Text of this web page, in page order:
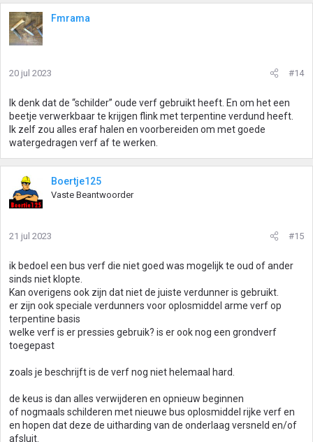
Fmrama
20 jul 2023 #14
Ik denk dat de “schilder” oude verf gebruikt heeft. En om het een
beetje verwerkbaar te krijgen flink met terpentine verdund heeft.
Ik zelf zou alles eraf halen en voorbereiden om met goede
watergedragen verf af te werken.
Boertje125
Vaste Beantwoorder
21 jul 2023 #15
ik bedoel een bus verf die niet goed was mogelijk te oud of ander
sinds niet klopte.
Kan overigens ook zijn dat niet de juiste verdunner is gebruikt.
er zijn ook speciale verdunners voor oplosmiddel arme verf op
terpentine basis
welke verf is er pressies gebruik? is er ook nog een grondverf
toegepast
zoals je beschrijft is de verf nog niet helemaal hard.
de keus is dan alles verwijderen en opnieuw beginnen
of nogmaals schilderen met nieuwe bus oplosmiddel rijke verf en
en hopen dat deze de uitharding van de onderlaag versneld en/of
afsluit.